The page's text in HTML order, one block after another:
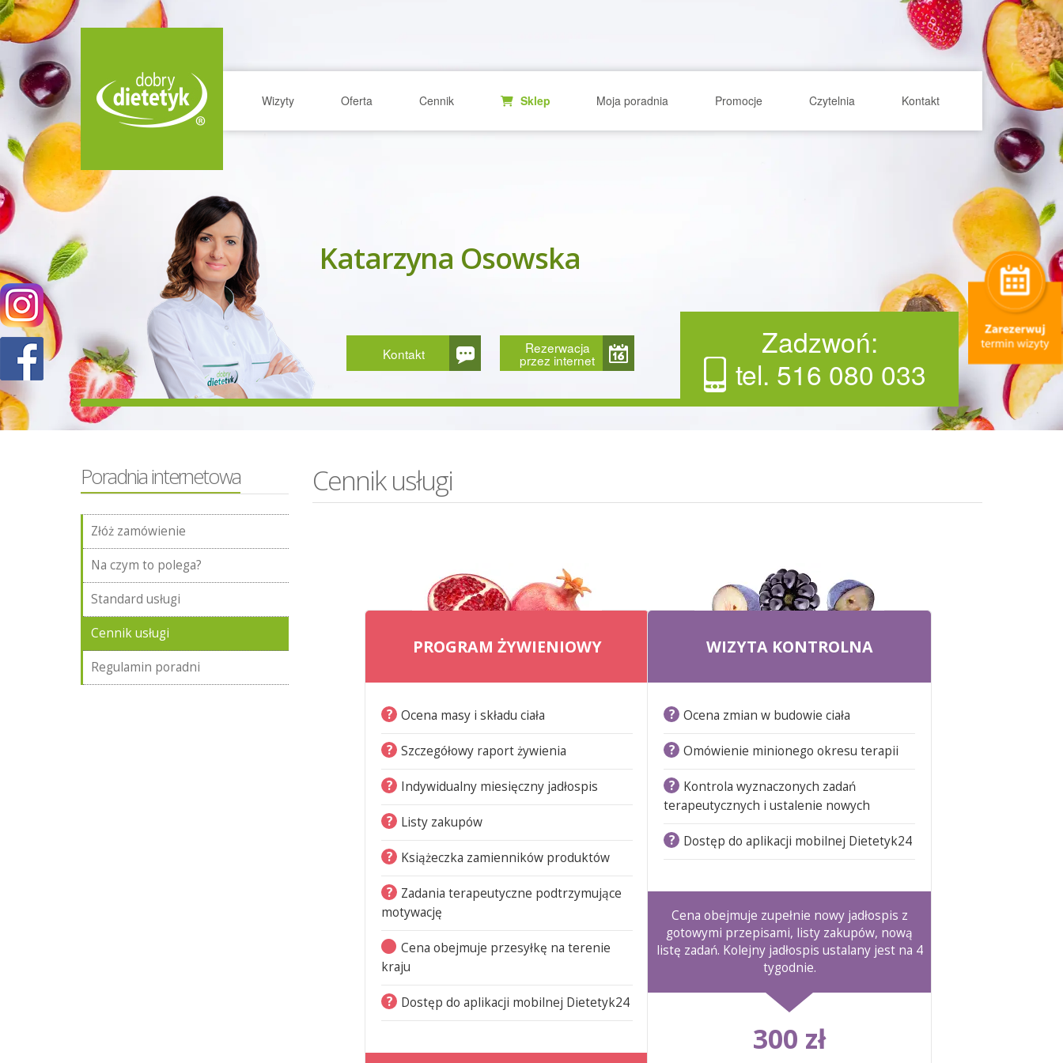
Wizyty Oferta Cennik Sklep Moja poradnia Promocje Czytelnia Kontakt
Kontakt Rezerwacja
przez internet
Zadzwoń:
tel. 516 080 033
Katarzyna Osowska
Poradnia internetowa
Złóż zamówienie
Na czym to polega?
Standard usługi
Cennik usługi
Regulamin poradni
Cennik usługi
PROGRAM ŻYWIENIOWY
? Ocena masy i składu ciała
? Szczegółowy raport żywienia
? Indywidualny miesięczny jadłospis
? Listy zakupów
? Książeczka zamienników produktów
? Zadania terapeutyczne podtrzymujące
motywację
Cena obejmuje przesyłkę na terenie
kraju
? Dostęp do aplikacji mobilnej Dietetyk24
WIZYTA KONTROLNA
? Ocena zmian w budowie ciała
? Omówienie minionego okresu terapii
? Kontrola wyznaczonych zadań
terapeutycznych i ustalenie nowych
? Dostęp do aplikacji mobilnej Dietetyk24
Cena obejmuje zupełnie nowy jadłospis z
gotowymi przepisami, listy zakupów, nową
listę zadań. Kolejny jadłospis ustalany jest na 4
tygodnie.
300 zł